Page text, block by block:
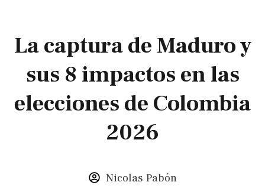
La captura de Maduro y
sus 8 impactos en las
elecciones de Colombia
2026
Nicolas Pabón